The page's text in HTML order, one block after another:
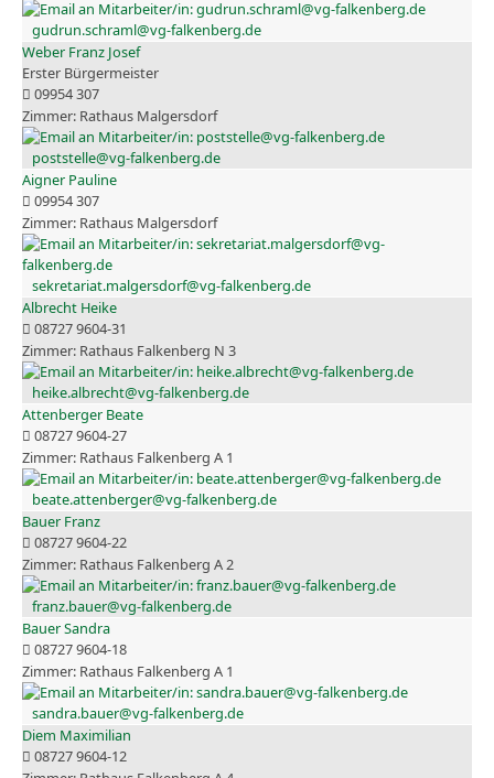
gudrun.schraml@vg-falkenberg.de
Weber Franz Josef
Erster Bürgermeister
09954 307
Rathaus Malgersdorf
poststelle@vg-falkenberg.de
Aigner Pauline
09954 307
Rathaus Malgersdorf
sekretariat.malgersdorf@vg-falkenberg.de
Albrecht Heike
08727 9604-31
Rathaus Falkenberg N 3
heike.albrecht@vg-falkenberg.de
Attenberger Beate
08727 9604-27
Rathaus Falkenberg A 1
beate.attenberger@vg-falkenberg.de
Bauer Franz
08727 9604-22
Rathaus Falkenberg A 2
franz.bauer@vg-falkenberg.de
Bauer Sandra
08727 9604-18
Rathaus Falkenberg A 1
sandra.bauer@vg-falkenberg.de
Diem Maximilian
08727 9604-12